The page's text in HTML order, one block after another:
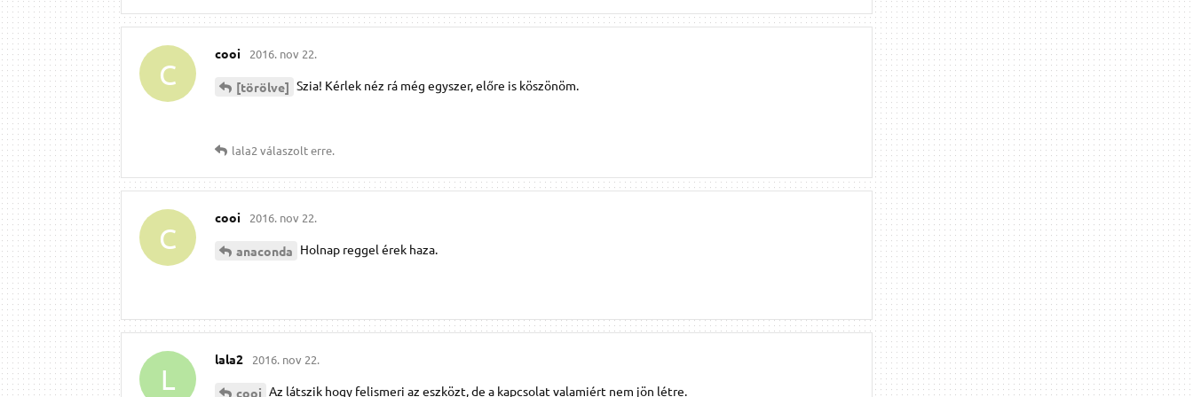
C
cooi 2016. nov 22.
[törölve] Szia! Kérlek néz rá még egyszer, előre is köszönöm.
lala2 válaszolt erre.
C
cooi 2016. nov 22.
anaconda Holnap reggel érek haza.
L
lala2 2016. nov 22.
cooi Az látszik hogy felismeri az eszközt, de a kapcsolat valamiért nem jön létre.